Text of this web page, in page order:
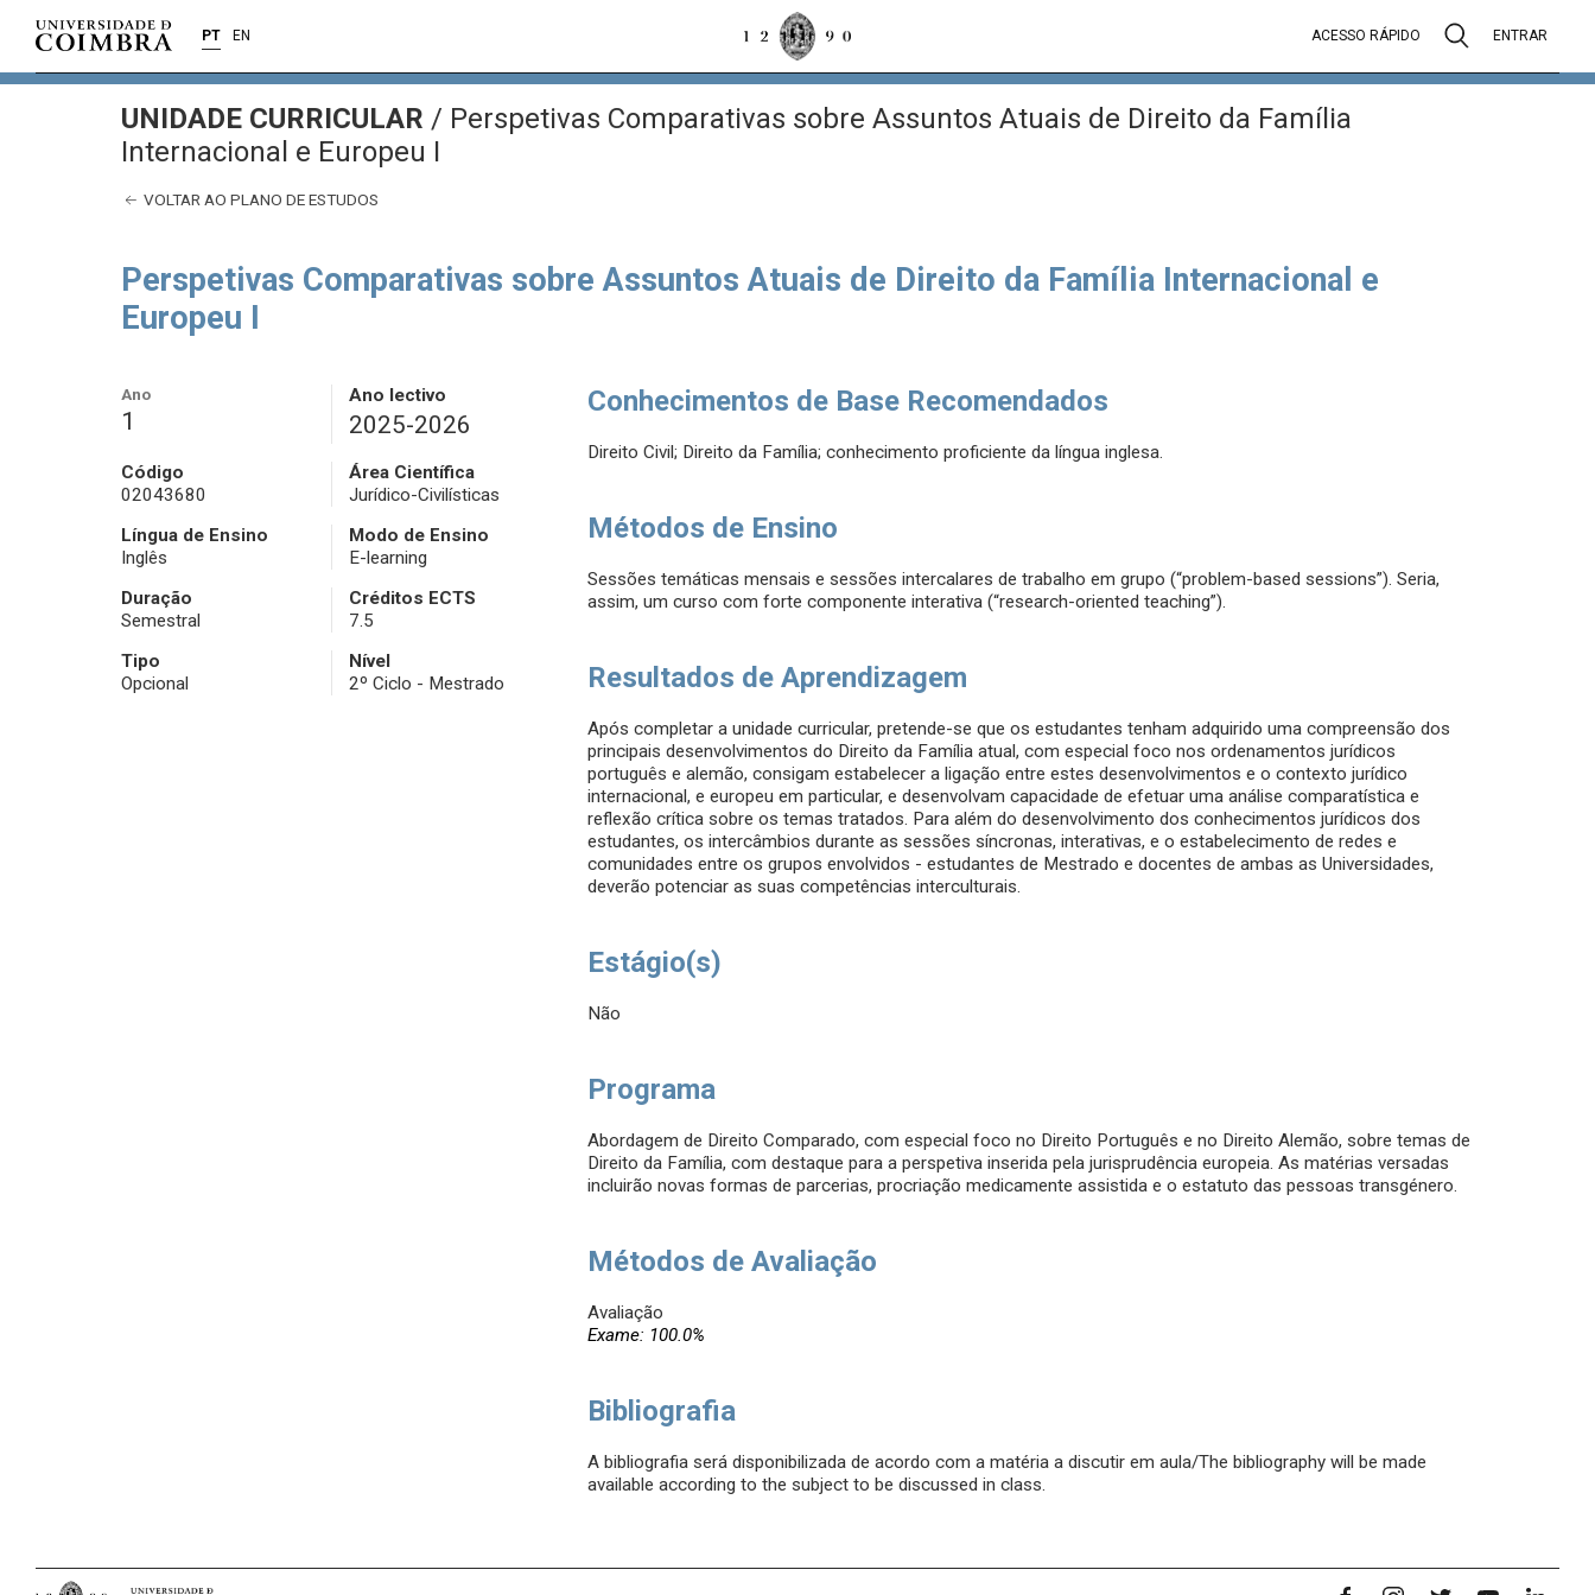
PT EN ACESSO RÁPIDO ENTRAR
UNIDADE CURRICULAR / Perspetivas Comparativas sobre Assuntos Atuais de Direito da Família
Internacional e Europeu I
VOLTAR AO PLANO DE ESTUDOS
Perspetivas Comparativas sobre Assuntos Atuais de Direito da Família Internacional e
Europeu I
Ano
1
Ano lectivo
2025-2026
Código
02043680
Área Científica
Jurídico-Civilísticas
Língua de Ensino
Inglês
Modo de Ensino
E-learning
Duração
Semestral
Créditos ECTS
7.5
Tipo
Opcional
Nível
2º Ciclo - Mestrado
Conhecimentos de Base Recomendados
Direito Civil; Direito da Família; conhecimento proficiente da língua inglesa.
Métodos de Ensino
Sessões temáticas mensais e sessões intercalares de trabalho em grupo (“problem-based sessions”). Seria,
assim, um curso com forte componente interativa (“research-oriented teaching”).
Resultados de Aprendizagem
Após completar a unidade curricular, pretende-se que os estudantes tenham adquirido uma compreensão dos
principais desenvolvimentos do Direito da Família atual, com especial foco nos ordenamentos jurídicos
português e alemão, consigam estabelecer a ligação entre estes desenvolvimentos e o contexto jurídico
internacional, e europeu em particular, e desenvolvam capacidade de efetuar uma análise comparatística e
reflexão crítica sobre os temas tratados. Para além do desenvolvimento dos conhecimentos jurídicos dos
estudantes, os intercâmbios durante as sessões síncronas, interativas, e o estabelecimento de redes e
comunidades entre os grupos envolvidos - estudantes de Mestrado e docentes de ambas as Universidades,
deverão potenciar as suas competências interculturais.
Estágio(s)
Não
Programa
Abordagem de Direito Comparado, com especial foco no Direito Português e no Direito Alemão, sobre temas de
Direito da Família, com destaque para a perspetiva inserida pela jurisprudência europeia. As matérias versadas
incluirão novas formas de parcerias, procriação medicamente assistida e o estatuto das pessoas transgénero.
Métodos de Avaliação
Avaliação
Exame: 100.0%
Bibliografia
A bibliografia será disponibilizada de acordo com a matéria a discutir em aula/The bibliography will be made
available according to the subject to be discussed in class.